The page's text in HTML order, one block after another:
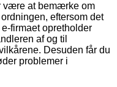
være at bemærke om
eftersom det
firmaet opretholder
af og til
Desuden får du
problemer i